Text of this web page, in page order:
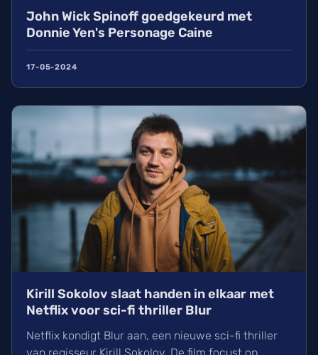
John Wick Spinoff goedgekeurd met
Donnie Yen's Personage Caine
17-05-2024
Kirill Sokolov slaat handen in elkaar met
Netflix voor sci-fi thriller Blur
Netflix kondigt Blur aan, een nieuwe sci-fi thriller
van regisseur Kirill Sokolov. De film focust op